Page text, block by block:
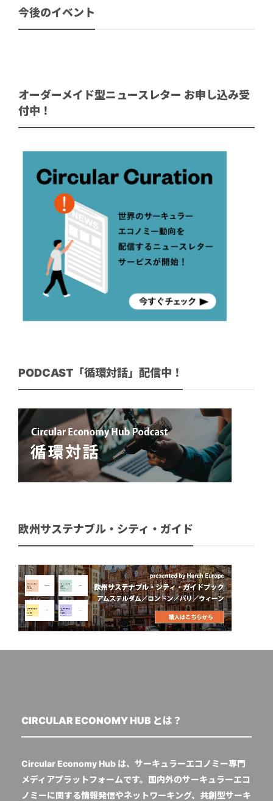
今後のイベント
オーダーメイド型ニュースレター お申し込み受
付中！
PODCAST「循環対話」配信中！
欧州サステナブル・シティ・ガイド
CIRCULAR ECONOMY HUB とは？
Circular Economy Hub は、サーキュラーエコノミー専門
メディアプラットフォームです。国内外のサーキュラーエコ
ノミーに関する情報発信やネットワーキング、共創型サーキ